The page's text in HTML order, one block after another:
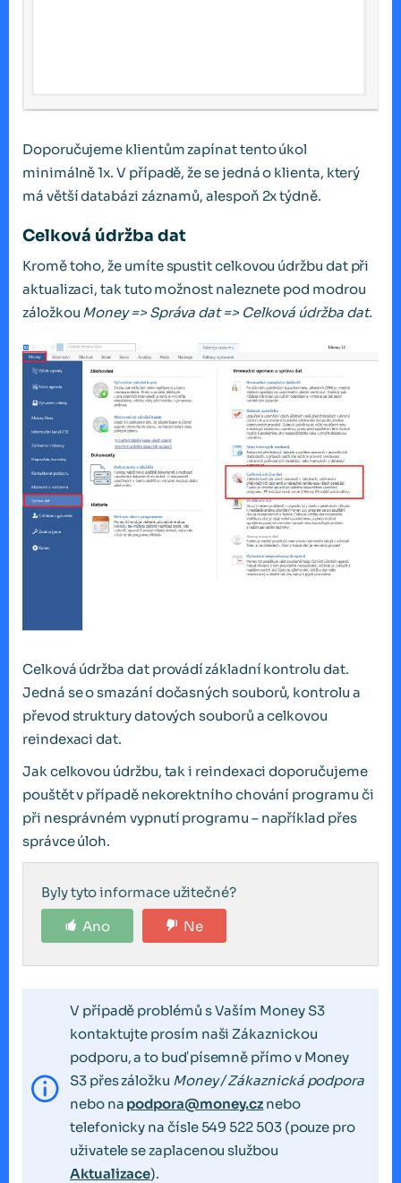
Doporučujeme klientům zapínat tento úkol
minimálně 1x. V případě, že se jedná o klienta, který
má větší databázi záznamů, alespoň 2x týdně.
Celková údržba dat
Kromě toho, že umíte spustit celkovou údržbu dat při
aktualizaci, tak tuto možnost naleznete pod modrou
záložkou Money => Správa dat => Celková údržba dat.
Celková údržba dat provádí základní kontrolu dat.
Jedná se o smazání dočasných souborů, kontrolu a
převod struktury datových souborů a celkovou
reindexaci dat.
Jak celkovou údržbu, tak i reindexaci doporučujeme
pouštět v případě nekorektního chování programu či
při nesprávném vypnutí programu – například přes
správce úloh.
Byly tyto informace užitečné?
Ano
Ne
V případě problémů s Vaším Money S3
kontaktujte prosím naši Zákaznickou
podporu, a to buď písemně přímo v Money
S3 přes záložku Money / Zákaznická podpora
nebo na podpora@money.cz nebo
telefonicky na čísle 549 522 503 (pouze pro
uživatele se zaplacenou službou
Aktualizace).